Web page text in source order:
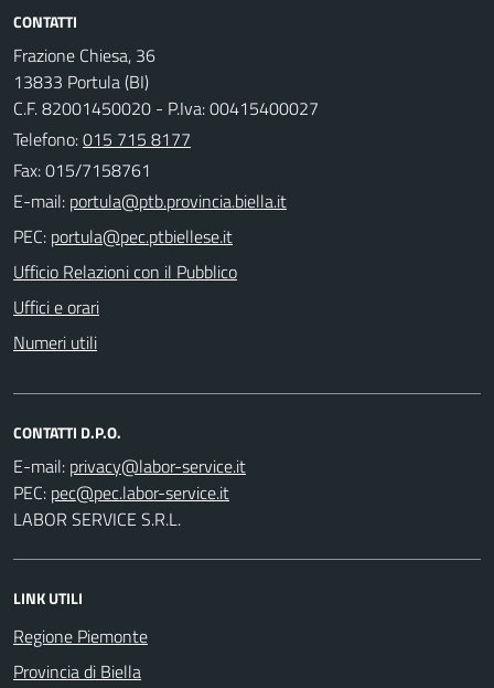
CONTATTI
Frazione Chiesa, 36
13833 Portula (BI)
C.F. 82001450020 - P.Iva: 00415400027
Telefono:015 715 8177
Fax: 015/7158761
E-mail:
PEC:
Ufficio Relazioni con il Pubblico
Uffici e orari
Numeri utili
CONTATTI D.P.O.
E-mail:
PEC:
LABOR SERVICE S.R.L.
LINK UTILI
Regione Piemonte
Provincia di Biella